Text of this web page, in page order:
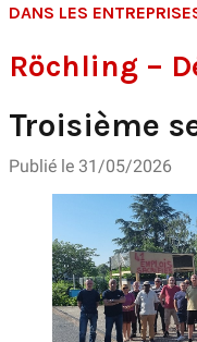
DANS LES
Röchling –
Troisième
Publié le 31/05/2026